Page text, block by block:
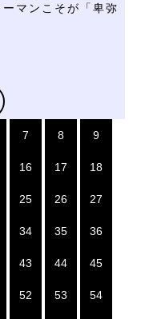
マンこそが「卑弥
7 8 9
16 17 18
25 26 27
34 35 36
43 44 45
52 53 54